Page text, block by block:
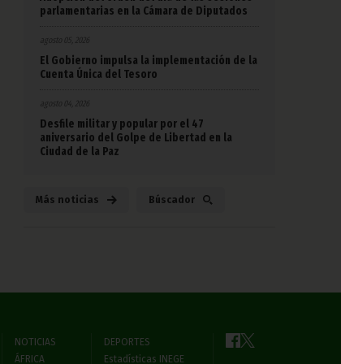
parlamentarias en la Cámara de Diputados
agosto 05, 2026
El Gobierno impulsa la implementación de la
Cuenta Única del Tesoro
agosto 04, 2026
Desfile militar y popular por el 47
aniversario del Golpe de Libertad en la
Ciudad de la Paz
Más noticias Búscador
NOTICIAS
ÁFRICA
DEPORTES
Estadísticas INEGE